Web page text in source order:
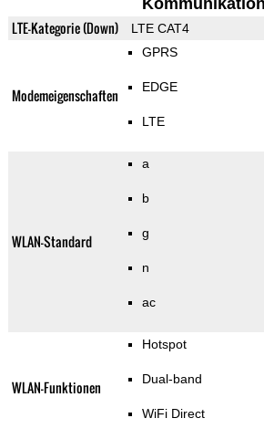
Kommunikation
LTE-Kategorie (Down) LTE CAT4
Modemeigenschaften
GPRS
EDGE
LTE
WLAN-Standard
a
b
g
n
ac
WLAN-Funktionen
Hotspot
Dual-band
WiFi Direct